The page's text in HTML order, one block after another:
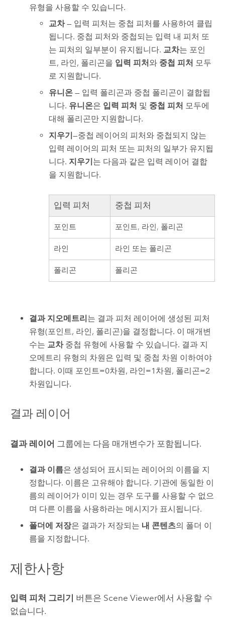
유형을 사용할 수 있습니다.
교차— 입력 피처는 중첩 피처를 사용하여 클립
됩니다. 중첩 피처와 중첩되는 입력 내 피처 또
는 피처의 일부분이 유지됩니다. 교차는 포인
트, 라인, 폴리곤을 입력 피처 와 중첩 피처 모두
로 지원합니다.
유니온 — 입력 폴리곤과 중첩 폴리곤이 결합됩
니다. 유니온은 입력 피처 및 중첩 피처 모두에
대해 폴리곤만 지원합니다.
지우기—중첩 레이어의 피처와 중첩되지 않는
입력 레이어의 피처 또는 피처의 일부가 유지됩
니다. 지우기는 다음과 같은 입력 레이어 결합
을 지원합니다.
입력 피처 중첩 피처
포인트 포인트, 라인, 폴리곤
라인 라인 또는 폴리곤
폴리곤 폴리곤
결과 지오메트리는 결과 피처 레이어에 생성된 피처
유형(포인트, 라인, 폴리곤)을 결정합니다. 이 매개변
수는 교차중첩 유형에 사용할 수 있습니다. 결과 지
오메트리 유형의 차원은 입력 및 중첩 차원 이하여야
합니다. 이때 포인트=0차원, 라인=1차원, 폴리곤=2
차원입니다.
결과 레이어
결과 레이어 그룹에는 다음 매개변수가 포함됩니다.
결과 이름은 생성되어 표시되는 레이어의 이름을 지
정합니다. 이름은 고유해야 합니다. 기관에 동일한 이
름의 레이어가 이미 있는 경우 도구를 사용할 수 없으
며 다른 이름을 사용하라는 메시지가 표시됩니다.
폴더에 저장은 결과가 저장되는 내 콘텐츠의 폴더 이
름을 지정합니다.
제한사항
입력 피처 그리기 버튼은 Scene Viewer에서 사용할 수
없습니다.